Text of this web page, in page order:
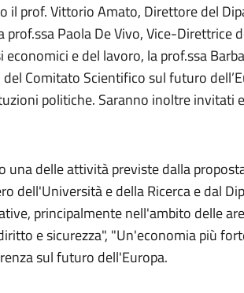
il prof. Vittorio Amato, Direttore del
prof.ssa Paola De Vivo, Vice-Direttrice
e del lavoro, la prof.ssa
Comitato Scientifico sul futuro
politiche. Saranno inoltre invitati
una delle attività previste dalla
dell'Università e della Ricerca e dal
principalmente nell'ambito delle
e sicurezza", "Un'economia più
sul futuro dell'Europa.